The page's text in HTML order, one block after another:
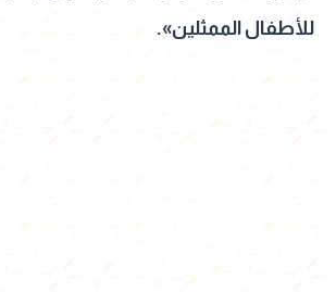
للأطفال الممثلين».